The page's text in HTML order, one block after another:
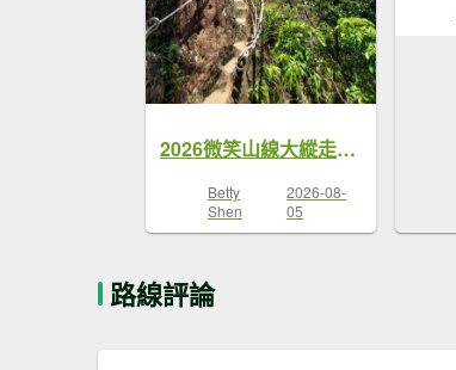
2026微笑山線大縱走尋寶集章任務微笑山線：【五分山系】平溪小黃山段（孝子山，普陀山，慈母峰）
Betty
Shen
2026-08-
05
路線評論